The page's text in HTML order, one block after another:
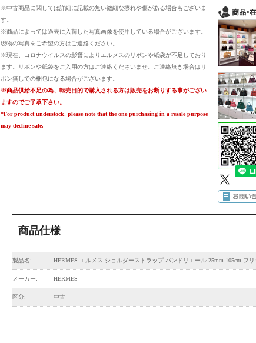
※中古商品に関しては詳細に記載の無い微細な擦れや傷がある場合もございま
す。
※商品によっては過去に入荷した写真画像を使用している場合がございます。
現物の写真をご希望の方はご連絡ください。
※現在、コロナウイルスの影響によりエルメスのリボンや紙袋が不足しており
ます。リボンや紙袋をご入用の方はご連絡くださいませ。ご連絡無き場合はリ
ボン無しでの梱包になる場合がございます。
※商品供給不足の為、転売目的で購入される方は販売をお断りする事がござい
ますのでご了承下さい。
*For product understock, please note that the one purchasing in a resale purpose
may decline sale.
商品仕様
製品名: HERMES エルメス ショルダーストラップ バンドリエール 25mm 105cm フリ
メーカー: HERMES
区分: 中古